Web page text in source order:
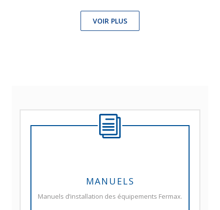
VOIR PLUS
MANUELS
Manuels d’installation des équipements Fermax.